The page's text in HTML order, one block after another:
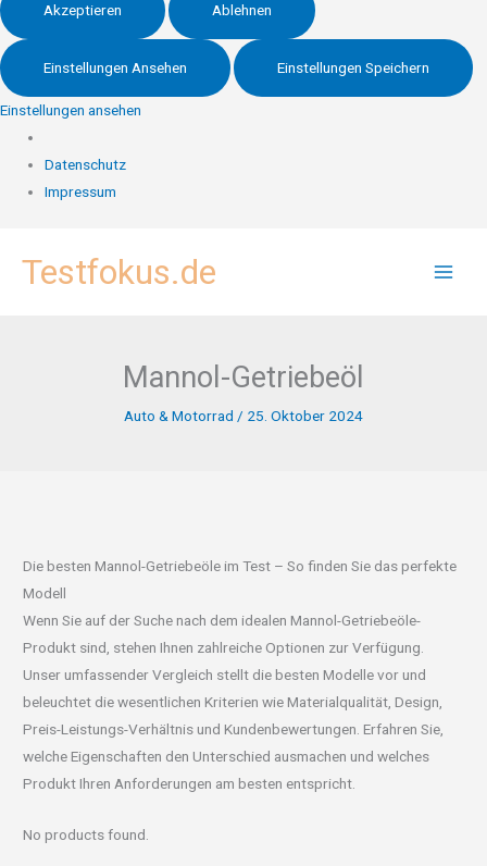
Akzeptieren Ablehnen
Einstellungen Ansehen Einstellungen Speichern
Einstellungen ansehen
Datenschutz
Impressum
InhaltTestfokus.de
Mannol-Getriebeöl
Auto & Motorrad / 25. Oktober 2024
Die besten Mannol-Getriebeöle im Test – So finden Sie das perfekte
Modell
Wenn Sie auf der Suche nach dem idealen Mannol-Getriebeöle-
Produkt sind, stehen Ihnen zahlreiche Optionen zur Verfügung.
Unser umfassender Vergleich stellt die besten Modelle vor und
beleuchtet die wesentlichen Kriterien wie Materialqualität, Design,
Preis-Leistungs-Verhältnis und Kundenbewertungen. Erfahren Sie,
welche Eigenschaften den Unterschied ausmachen und welches
Produkt Ihren Anforderungen am besten entspricht.
No products found.